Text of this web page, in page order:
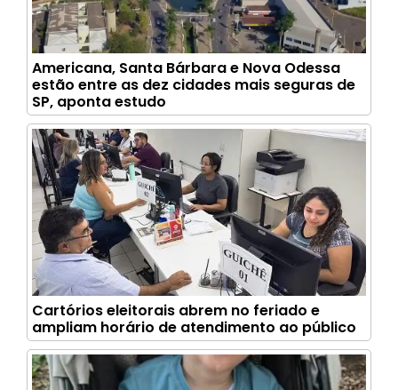
Americana, Santa Bárbara e Nova Odessa
estão entre as dez cidades mais seguras de
SP, aponta estudo
Cartórios eleitorais abrem no feriado e
ampliam horário de atendimento ao público